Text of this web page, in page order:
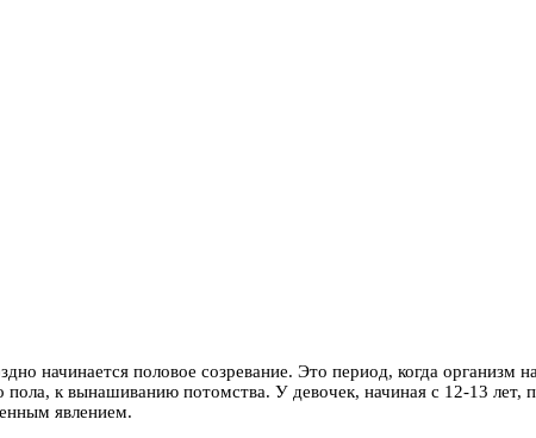
начинается половое созревание. Это период, когда
пола, к вынашиванию потомства. У девочек, начиная с 12-13
явлением.